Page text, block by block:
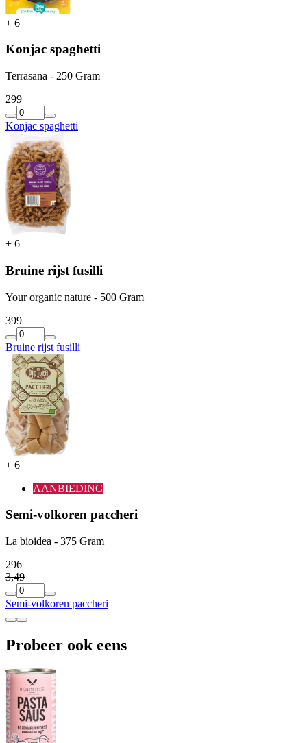
+ 6
Konjac spaghetti
Terrasana - 250 Gram
299
Konjac spaghetti
+ 6
Bruine rijst fusilli
Your organic nature - 500 Gram
399
Bruine rijst fusilli
+ 6
AANBIEDING
Semi-volkoren paccheri
La bioidea - 375 Gram
296
3,49
Semi-volkoren paccheri
Probeer ook eens